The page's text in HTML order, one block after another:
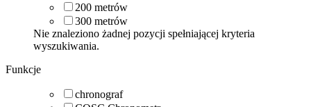
200 metrów
300 metrów
Nie znaleziono żadnej pozycji spełniającej kryteria
wyszukiwania.
Funkcje
chronograf